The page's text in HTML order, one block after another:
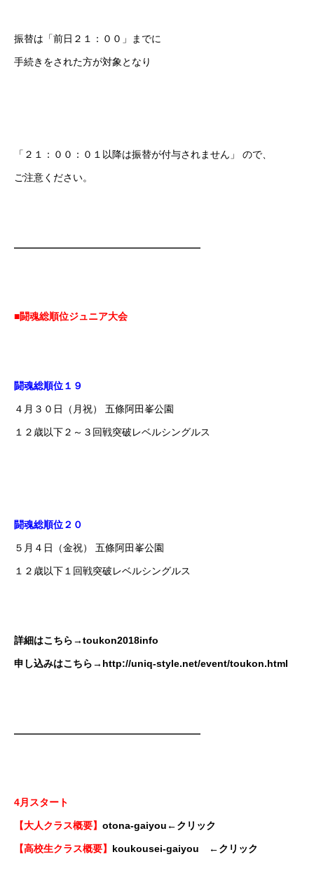
振替は「前日２１：００」までに
手続きをされた方が対象となり
「２１：００：０１以降は振替が付与されません」 ので、
ご注意ください。
———————————————————
■闘魂総順位ジュニア大会
闘魂総順位１９
４月３０日（月祝） 五條阿田峯公園
１２歳以下２～３回戦突破レベルシングルス
闘魂総順位２０
５月４日（金祝） 五條阿田峯公園
１２歳以下１回戦突破レベルシングルス
詳細はこちら→toukon2018info
申し込みはこちら→ http://uniq-style.net/event/toukon.html
———————————————————
4月スタート
【大人クラス概要】 otona-gaiyou ←クリック
【高校生クラス概要】 koukousei-gaiyou ←クリック